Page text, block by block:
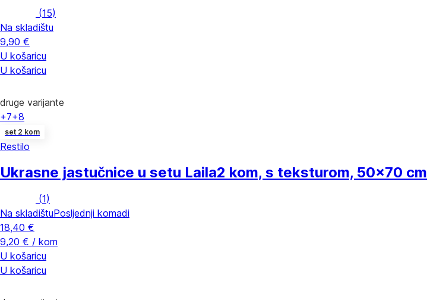
(15)
Na skladištu
9,90 €
U košaricu
U košaricu
druge varijante
+7+8
set 2 kom
Restilo
Ukrasne jastučnice u setu Laila2 kom, s teksturom, 50x70 cm
(1)
Na skladištuPosljednji komadi
18,40 €
9,20 € / kom
U košaricu
U košaricu